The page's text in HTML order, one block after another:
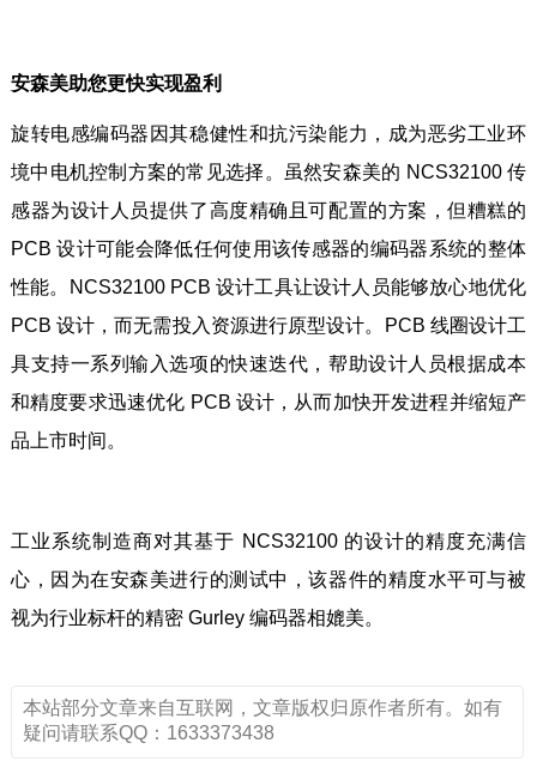
安森美助您更快实现盈利
旋转电感编码器因其稳健性和抗污染能力，成为恶劣工业环
境中电机控制方案的常见选择。虽然安森美的 NCS32100 传
感器为设计人员提供了高度精确且可配置的方案，但糟糕的
PCB 设计可能会降低任何使用该传感器的编码器系统的整体
性能。NCS32100 PCB 设计工具让设计人员能够放心地优化
PCB 设计，而无需投入资源进行原型设计。PCB 线圈设计工
具支持一系列输入选项的快速迭代，帮助设计人员根据成本
和精度要求迅速优化 PCB 设计，从而加快开发进程并缩短产
品上市时间。
工业系统制造商对其基于 NCS32100 的设计的精度充满信
心，因为在安森美进行的测试中，该器件的精度水平可与被
视为行业标杆的精密 Gurley 编码器相媲美。
本站部分文章来自互联网，文章版权归原作者所有。如有
疑问请联系QQ：1633373438